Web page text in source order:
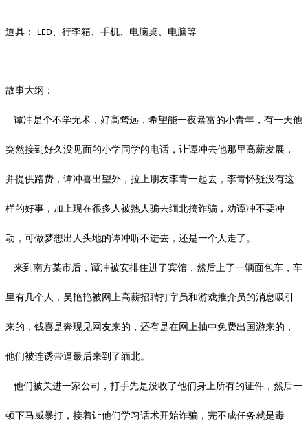
道具： LED 、行李箱、手机、电脑桌、电脑等
故事大纲：
谭冲是个不学无术，好高骛远，希望能一夜暴富的小青年，有一天他
突然接到好久没见面的小学同学的电话，让谭冲去他那里高薪发展，
并提供路费，谭冲喜出望外，拉上朋友李青一起去，李青怀疑没有这
样的好事，加上现在很多人被熟人骗去缅北搞诈骗，劝谭冲不要冲
动，可做梦想出人头地的谭冲听不进去，还是一个人走了。
来到南方某市后，谭冲被安排住进了宾馆，然后上了一辆面包车，车
里有几个人，吴艳艳被网上高薪招聘打字员和游戏推介员的消息吸引
来的，钱喜是奔现见网友来的，还有是在网上抽中免费出国游来的，
他们被连诱带逼最后来到了缅北。
他们被关进一家公司，打手先是没收了他们身上所有的证件，然后一
顿下马威暴打，接着让他们学习话术开始诈骗，完不成任务就是毒